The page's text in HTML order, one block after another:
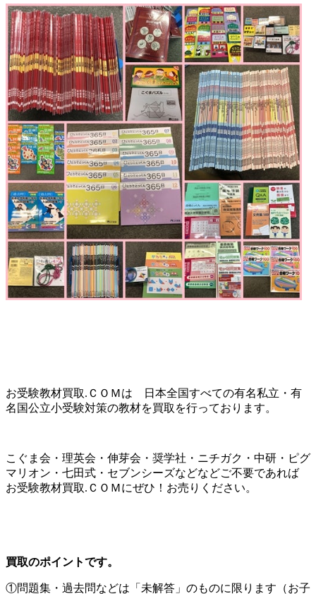
お受験教材買取.ＣＯＭは 日本全国すべての有名私立・有
名国公立小受験対策の教材を買取を行っております。
こぐま会・理英会・伸芽会・奨学社・ニチガク・中研・ピグ
マリオン・七田式・セブンシーズなどなどご不要であれば
お受験教材買取.ＣＯＭにぜひ！お売りください。
買取のポイントです。
①問題集・過去問などは「未解答」のものに限ります（お子